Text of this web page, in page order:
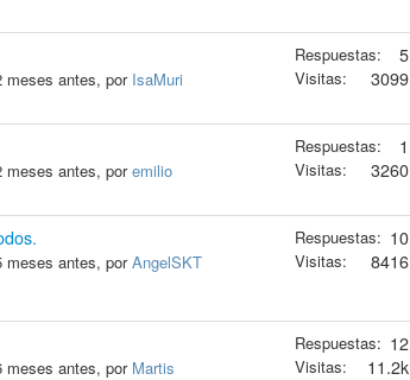
meses antes, por IsaMuri
Respuestas: 5
Visitas: 3099
meses antes, poremilio
Respuestas: 1
Visitas: 3260
meses antes, porAngelSKT
Respuestas: 10
Visitas: 8416
meses antes, por Martis
Respuestas: 12
Visitas: 11.2k